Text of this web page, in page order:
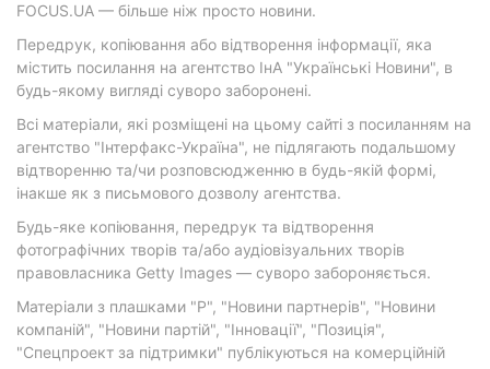
FOCUS.UA — більше ніж просто новини.
Передрук, копіювання або відтворення інформації, яка
містить посилання на агентство ІнА "Українські Новини", в
будь-якому вигляді суворо заборонені.
Всі матеріали, які розміщені на цьому сайті з посиланням на
агентство "Інтерфакс-Україна", не підлягають подальшому
відтворенню та/чи розповсюдженню в будь-якій формі,
інакше як з письмового дозволу агентства.
Будь-яке копіювання, передрук та відтворення
фотографічних творів та/або аудіовізуальних творів
правовласника Getty Images — суворо забороняється.
Матеріали з плашками "Р", "Новини партнерів", "Новини
компаній", "Новини партій", "Інновації", "Позиція",
"Спецпроект за підтримки" публікуються на комерційній